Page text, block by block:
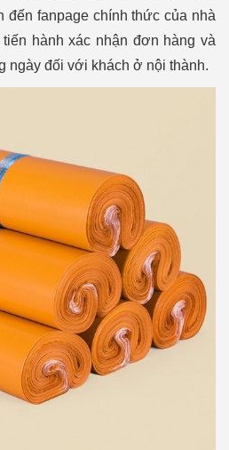
fanpage chính thức của nhà
hành xác nhận đơn hàng và
ngày đối với khách ở nội thành.